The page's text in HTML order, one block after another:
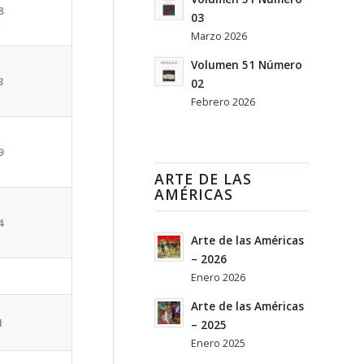
03
Marzo 2026
Volumen 51 Número
02
Febrero 2026
ARTE DE LAS
AMÉRICAS
Arte de las Américas
– 2026
Enero 2026
Arte de las Américas
– 2025
Enero 2025